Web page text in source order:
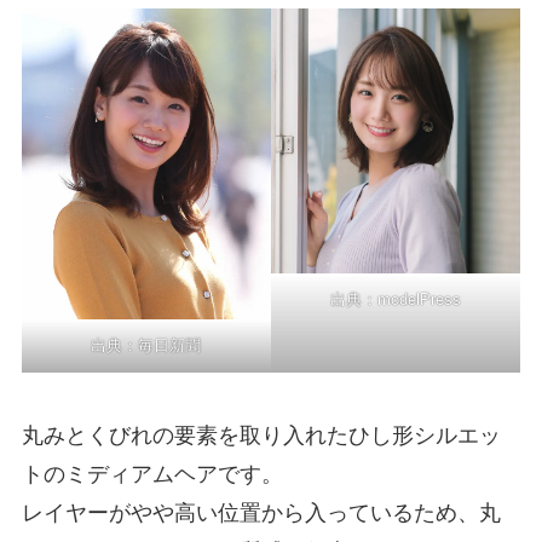
出典： 毎日新聞
出典：modelPress
丸みとくびれの要素を取り入れたひし形シルエッ
トのミディアムヘアです。
レイヤーがやや高い位置から入っているため、丸